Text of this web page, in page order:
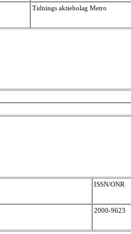
Tidnings aktiebolag Metro
ISSN/ONR
2000-9623